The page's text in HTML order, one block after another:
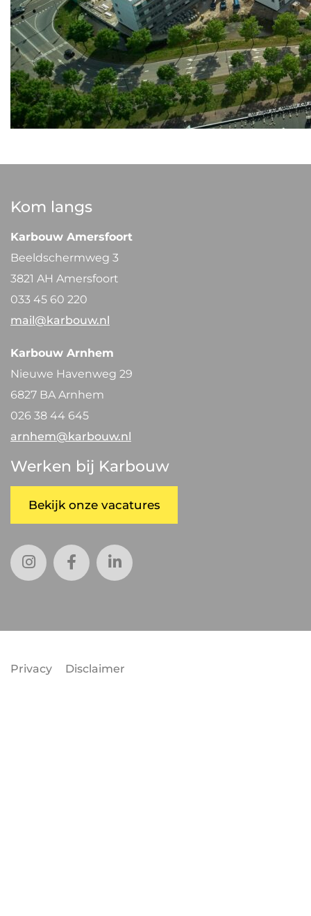
Kom langs
Karbouw Amersfoort
Beeldschermweg 3
3821 AH Amersfoort
033 45 60 220
mail@karbouw.nl
Karbouw Arnhem
Nieuwe Havenweg 29
6827 BA Arnhem
026 38 44 645
arnhem@karbouw.nl
Werken bij Karbouw
Bekijk onze vacatures
Privacy Disclaimer